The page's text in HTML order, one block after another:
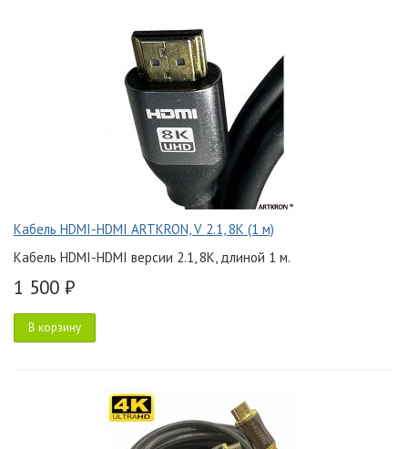
Кабель HDMI-HDMI ARTKRON, V 2.1, 8K (1 м)
Кабель HDMI-HDMI версии 2.1, 8K, длиной 1 м.
1 500 ₽
В корзину